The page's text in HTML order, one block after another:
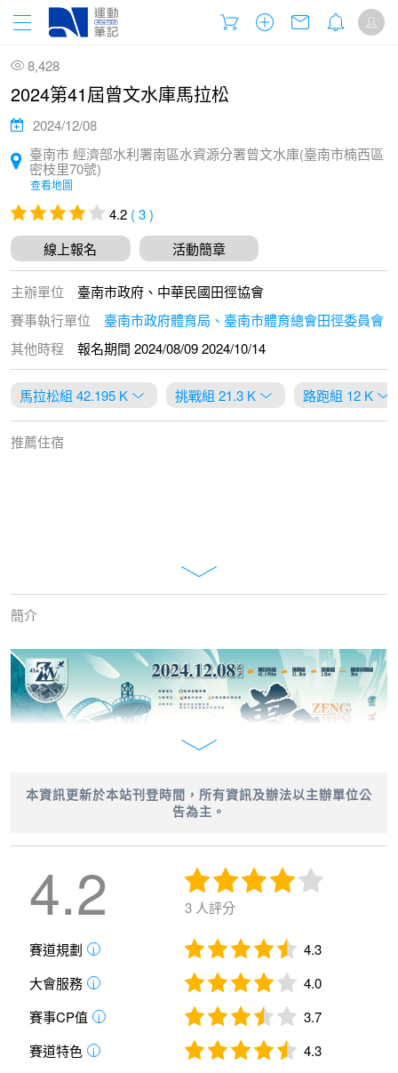
8,428
2024第41屆曾文水庫馬拉松
2024/12/08
臺南市 經濟部水利署南區水資源分署曾文水庫(臺南市楠西區
密枝里70號)
查看地圖
4.2 ( 3 )
線上報名
活動簡章
主辦單位
臺南市政府、中華民國田徑協會
賽事執行單位
臺南市政府體育局、臺南市體育總會田徑委員會
其他時程
報名期間 2024/08/09 2024/10/14
馬拉松組 42.195 K 挑戰組 21.3 K 路跑組 12 K
推薦住宿
簡介
賽
項
目
馬拉松組
（42.195KM）
挑戰組
（21.3KM）
路跑組
（12KM）
本資訊更新於本站刊登時間，所有資訊及辦法以主辦單位公
告為主。
4.2 3 人評分
賽道規劃 i
4.3
大會服務
i
4.0
賽事CP值
i
3.7
賽道特色
i
4.3